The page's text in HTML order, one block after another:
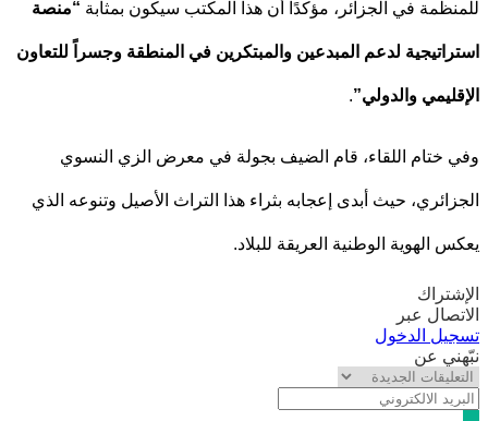
في الجزائر، مؤكدًا أن هذا المكتب سيكون بمثابة“منصة
لدعم المبدعين والمبتكرين في المنطقة وجسراً للتعاون
والدولي”.
ختام اللقاء، قام الضيف بجولة في معرض الزي النسوي
حيث أبدى إعجابه بثراء هذا التراث الأصيل وتنوعه الذي
الهوية الوطنية العريقة للبلاد.
عبر
الدخول
عن